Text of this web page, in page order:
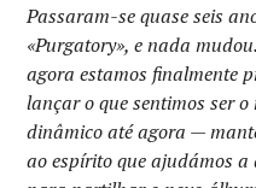
Passaram-se quase seis
«Purgatory», e nada
agora estamos finalmente
lançar o que sentimos ser
dinâmico até agora —
ao espírito que ajudámos